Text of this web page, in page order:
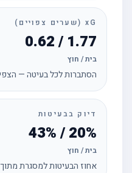
xG (שערים צפויים)
1.77 / 0.62
בית / חוץ
הסתברות לכל בעיטה — הצפי
דיוק בבעיטות
20% / 43%
בית / חוץ
אחוז הבעיטות למסגרת מתוך